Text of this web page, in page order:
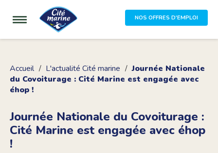
NOS OFFRES D'EMPLOI
Accueil L'actualité Cité marine
Journée Nationale
du Covoiturage : Cité Marine est engagée avec
éhop !
Journée Nationale du Covoiturage :
Cité Marine est engagée avec éhop
!